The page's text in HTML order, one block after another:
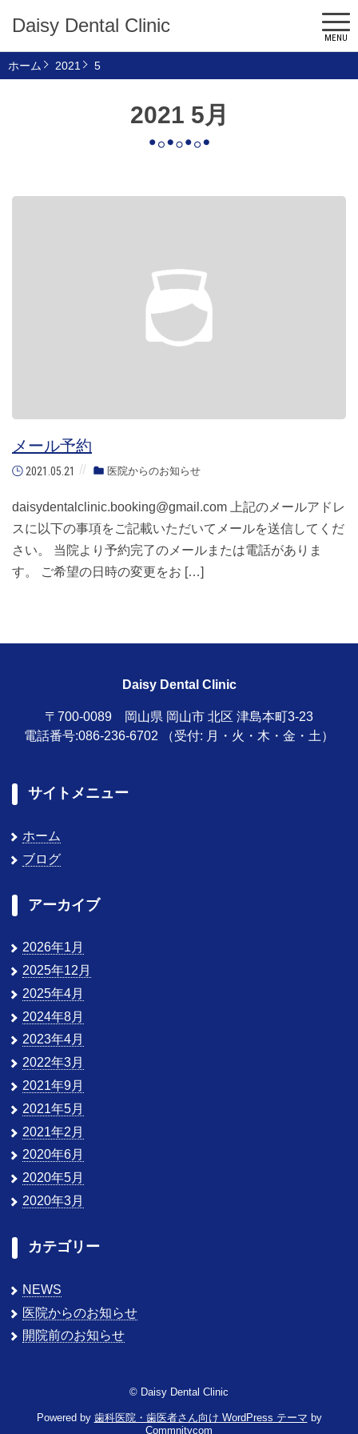
Daisy Dental Clinic
MENU
2021 5月
ホーム 2021 5
メール予約
2021.05.21 医院からのお知らせ
daisydentalclinic.booking@gmail.com 上記のメールアドレ
スに以下の事項をご記載いただいてメールを送信してくだ
さい。 当院より予約完了のメールまたは電話がありま
す。 ご希望の日時の変更をお […]
Daisy Dental Clinic
〒700-0089 岡山県 岡山市 北区 津島本町3-23
電話番号:086-236-6702
（受付: 月・火・木・金・土）
サイトメニュー
ホーム
ブログ
アーカイブ
2026年1月
2025年12月
2025年4月
2024年8月
2023年4月
2022年3月
2021年9月
2021年5月
2021年2月
2020年6月
2020年5月
2020年3月
カテゴリー
NEWS
医院からのお知らせ
開院前のお知らせ
© Daisy Dental Clinic
Powered by 歯科医院・歯医者さん向け WordPress テーマ by
Commnitycom